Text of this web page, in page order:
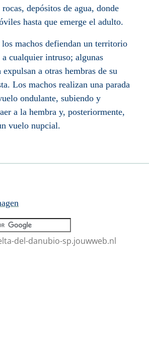
depósitos de agua, donde
hasta que emerge el adulto.
los machos defiendan un territorio
cualquier intruso; algunas
a otras hembras de su
Los machos realizan una parada
ondulante, subiendo y
a la hembra y, posteriormente,
vuelo nupcial.
del-danubio-sp.jouwweb.nl